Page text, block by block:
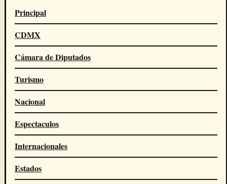
Principal
CDMX
Cámara de Diputados
Turismo
Nacional
Espectaculos
Internacionales
Estados